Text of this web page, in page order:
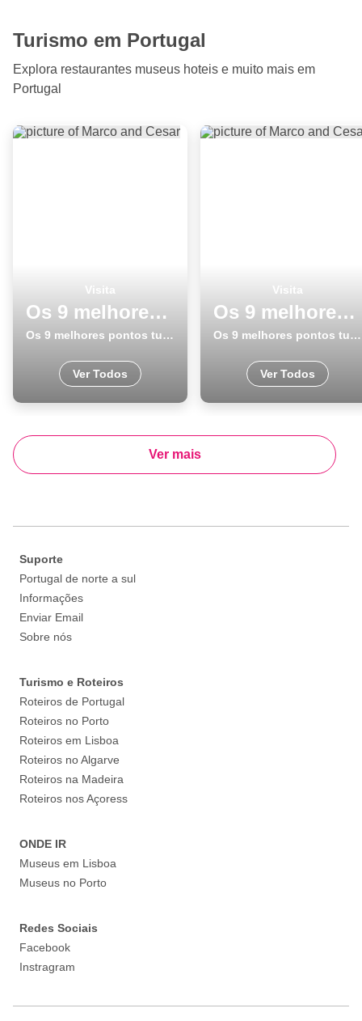
Turismo em Portugal
Explora restaurantes museus hoteis e muito mais em
Portugal
Visita
Os 9 melhores pontos turisticos para visitar em Porto
Os 9 melhores pontos turisticos para visitar em Porto
Ver Todos
Visita
Os 9 melhores pontos turisticos para conhecer e visitar em Viana do Castelo
Os 9 melhores pontos turisticos para conhecer e visitar em Viana do Castelo
Ver Todos
Ver mais
Suporte
Portugal de norte a sul
Informações
Enviar Email
Sobre nós
Turismo e Roteiros
Roteiros de Portugal
Roteiros no Porto
Roteiros em Lisboa
Roteiros no Algarve
Roteiros na Madeira
Roteiros nos Açoress
ONDE IR
Museus em Lisboa
Museus no Porto
Redes Sociais
Facebook
Instragram